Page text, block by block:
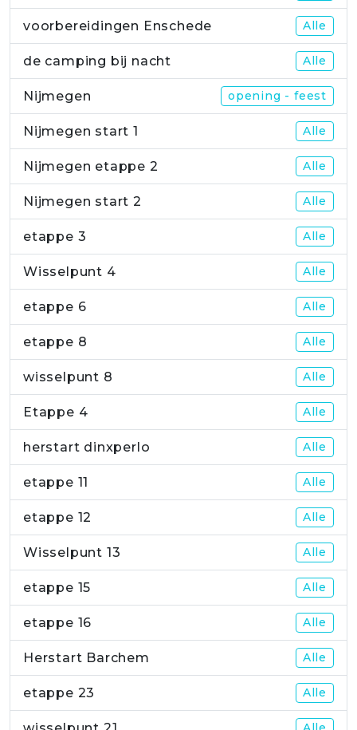
voorbereidingen Enschede Alle
de camping bij nacht Alle
Nijmegen opening - feest
Nijmegen start 1 Alle
Nijmegen etappe 2 Alle
Nijmegen start 2 Alle
etappe 3 Alle
Wisselpunt 4 Alle
etappe 6 Alle
etappe 8 Alle
wisselpunt 8 Alle
Etappe 4 Alle
herstart dinxperlo Alle
etappe 11 Alle
etappe 12 Alle
Wisselpunt 13 Alle
etappe 15 Alle
etappe 16 Alle
Herstart Barchem Alle
etappe 23 Alle